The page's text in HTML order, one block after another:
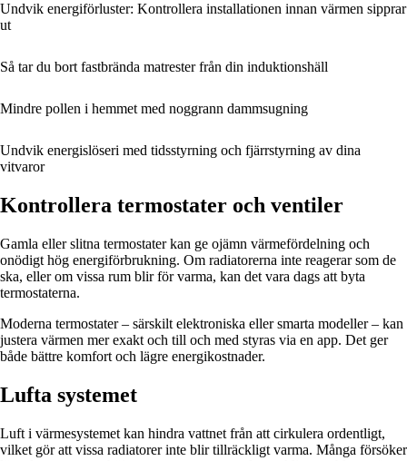
Undvik energiförluster: Kontrollera installationen innan värmen sipprar
ut
Så tar du bort fastbrända matrester från din induktionshäll
Mindre pollen i hemmet med noggrann dammsugning
Undvik energislöseri med tidsstyrning och fjärrstyrning av dina
vitvaror
Kontrollera termostater och ventiler
Gamla eller slitna termostater kan ge ojämn värmefördelning och
onödigt hög energiförbrukning. Om radiatorerna inte reagerar som de
ska, eller om vissa rum blir för varma, kan det vara dags att byta
termostaterna.
Moderna termostater – särskilt elektroniska eller smarta modeller – kan
justera värmen mer exakt och till och med styras via en app. Det ger
både bättre komfort och lägre energikostnader.
Lufta systemet
Luft i värmesystemet kan hindra vattnet från att cirkulera ordentligt,
vilket gör att vissa radiatorer inte blir tillräckligt varma. Många försöker